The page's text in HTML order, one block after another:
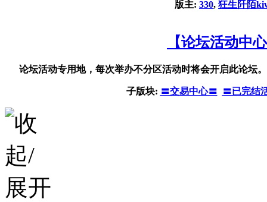
版主: 330, 狂生阡陌
【论坛活动中
论坛活动专用地，每次举办不分区活动时将会开启此论坛
子版块: 〓交易中心〓 〓已完结